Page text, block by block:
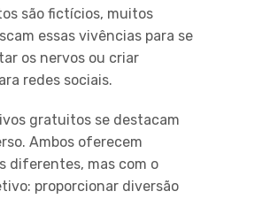
são fictícios, muitos
essas vivências para se
os nervos ou criar
redes sociais.
gratuitos se destacam
Ambos oferecem
diferentes, mas com o
proporcionar diversão